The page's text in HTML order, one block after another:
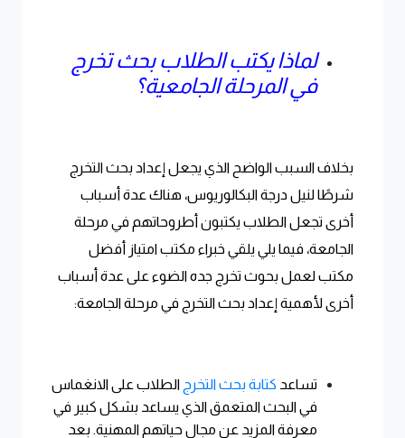
لماذا يكتب الطلاب بحث تخرج
في المرحلة الجامعية؟
بخلاف السبب الواضح الذي يجعل إعداد بحث التخرج
شرطًا لنيل درجة البكالوريوس، هناك عدة أسباب
أخرى تجعل الطلاب يكتبون أطروحاتهم في مرحلة
الجامعة، فيما يلي يلقي خبراء مكتب امتياز أفضل
مكتب لعمل بحوث تخرج جده الضوء على عدة أسباب
أخرى لأهمية إعداد بحث التخرج في مرحلة الجامعة:
تساعد كتابة بحث التخرج الطلاب على الانغماس
في البحث المتعمق الذي يساعد بشكل كبير في
معرفة المزيد عن مجال حياتهم المهنية. بعد